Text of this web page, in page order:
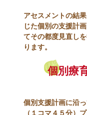
アセスメントの結
じた個別の支援計
てその都度見直し
ります。
個別療
個別支援計画に沿
（１コマ４５分）